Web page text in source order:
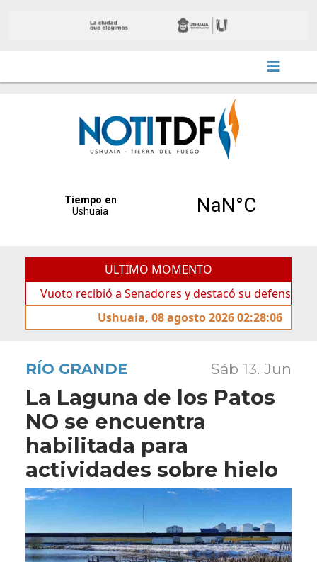
ULTIMO MOMENTO
recibió a Senadores y destacó su defensa de la
Ushuaia, 08 agosto 2026 02:28:06
RÍO GRANDE Sáb 13. Jun
La Laguna de los Patos
NO se encuentra
habilitada para
actividades sobre hielo